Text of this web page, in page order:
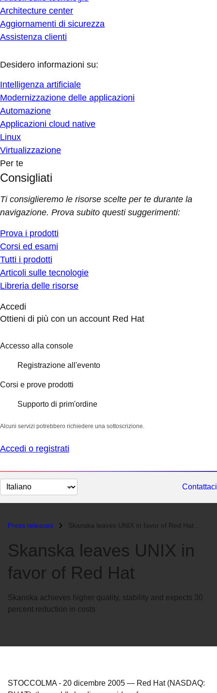
Architecture center
Aggiornamenti di sicurezza
Assistenza clienti
Desidero informazioni su:
Intelligenza artificiale
Modernizzazione delle applicazioni
Automazione
Applicazioni cloud native
Linux
Virtualizzazione
Per te
Consigliati
Ti consiglieremo le risorse scelte per te durante la
navigazione. Prova subito questi suggerimenti:
Prova i prodotti
Corsi ed esami
Tutti i prodotti
Articoli sulle tecnologie
Libreria delle risorse
Accedi
Ottieni di più con un account Red Hat
Accesso alla console
Registrazione all'evento
Corsi e prove prodotti
Supporto di prim'ordine
Alcuni servizi potrebbero richiedere una sottoscrizione.
Accedi o registrati
Cambia
lingua
Contattaci
Press releases Skanska leaves UNIX in favor of Red Hat...
Skanska leaves UNIX in
favor of Red Hat
Skanska achieves higher quality, stability and expects 30
percent reduction in costs
STOCCOLMA - 20 dicembre 2005 — Red Hat (NASDAQ: